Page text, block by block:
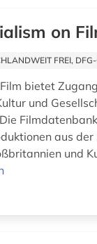
on
FREI,
bietet
und
aus
und